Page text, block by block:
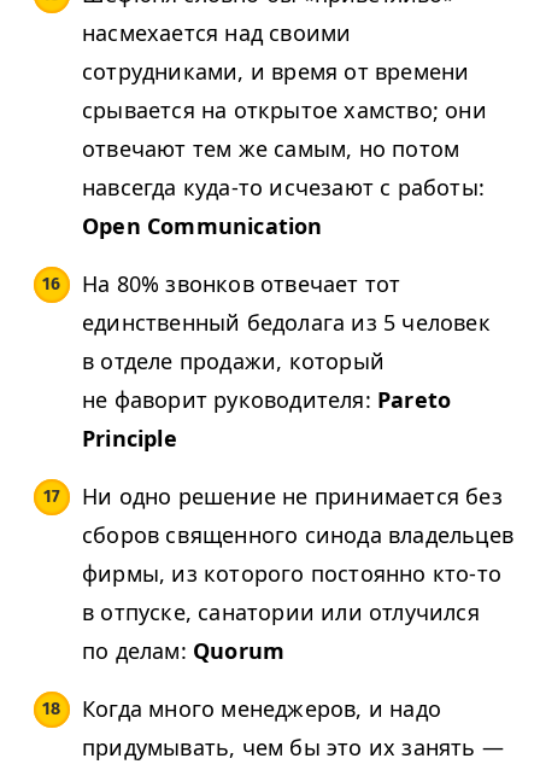
насмехается над своими
сотрудниками, и время от времени
срывается на открытое хамство; они
отвечают тем же самым, но потом
навсегда куда-то исчезают с работы:
Open Communication
На 80% звонков отвечает тот
единственный бедолага из 5 человек
в отделе продажи, который
не фаворит руководителя: Pareto
Principle
Ни одно решение не принимается без
сборов священного синода владельцев
фирмы, из которого постоянно кто-то
в отпуске, санатории или отлучился
по делам: Quorum
Когда много менеджеров, и надо
придумывать, чем бы это их занять —